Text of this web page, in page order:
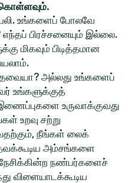
கொள்ளவும்.
உங்களைப் போலவே
பிரச்சனையும் இல்லை.
மிகவும் பிடித்தமான
அல்லது உங்களைப்
உங்களுக்குத்
உருவாக்குவது
உறவு சற்று
நீங்கள் லைக்
அம்சங்களை
நண்பர்களைச்
விளையாடக்கூடிய